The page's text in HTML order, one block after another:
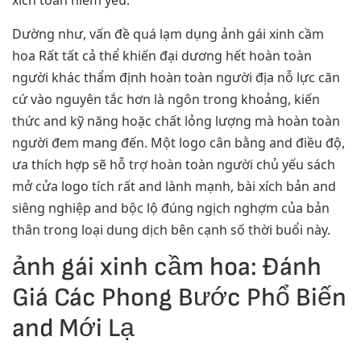
Dường như, vấn đề quá lạm dụng ảnh gái xinh cầm
hoa Rất tất cả thể khiến đại dương hết hoàn toàn
người khác thẩm định hoàn toàn người địa nỗ lực căn
cứ vào nguyên tắc hơn là ngôn trong khoảng, kiến
thức and kỹ năng hoặc chất lỏng lượng mà hoàn toàn
người đem mang đến. Một logo cân bằng and điều độ,
ưa thích hợp sẽ hỗ trợ hoàn toàn người chủ yếu sách
mở cửa logo tích rất and lành mạnh, bài xích bản and
siêng nghiệp and bộc lộ đúng ngịch nghợm của bản
thân trong loại dung dịch bên cạnh số thời buổi này.
ảnh gái xinh cầm hoa: Đánh
Giá Các Phong Bước Phổ Biến
and Mới Lạ